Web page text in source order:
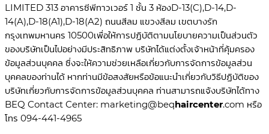
LIMITED 313 อาคารซีพีทาวเวอร์ 1 ชั้น 3 ห้องD-13(C),D-14,D-
14(A),D-18(A1),D-18(A2) ถนนสีลม แขวงสีลม เขตบางรัก
กรุงเทพมหานคร 10500เพื่อให้การปฏิบัติตามนโยบายความเป็นส่วนตัว
ของบริษัทเป็นไปอย่างมีประสิทธิภาพ บริษัทได้แต่งตั้งเจ้าหน้าที่คุ้มครอง
ข้อมูลส่วนบุคคล ซึ่งจะให้ความช่วยเหลือเกี่ยวกับการจัดการข้อมูลส่วน
บุคคลของท่านได้ หากท่านมีข้อสงสัยหรือข้อแนะนำเกี่ยวกับวิธีปฏิบัติของ
บริษัทเกี่ยวกับการจัดการข้อมูลส่วนบุคคล ท่านสามารถแจ้งบริษัทได้ทาง
BEQ Contact Center: marketing@beqhaircenter.com หรือ
โทร 094-441-4965